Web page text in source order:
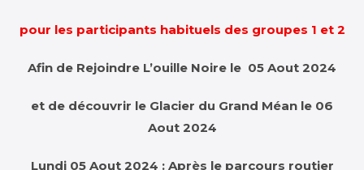
pour les participants habituels des groupes 1 et 2
Afin de Rejoindre L’ouille Noire le 05 Aout 2024
et de découvrir le Glacier du Grand Méan le 06
Aout 2024
Lundi 05 Aout 2024 : Après le parcours routier